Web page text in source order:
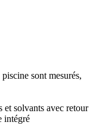
sont mesurés,
et solvants avec retour
intégré